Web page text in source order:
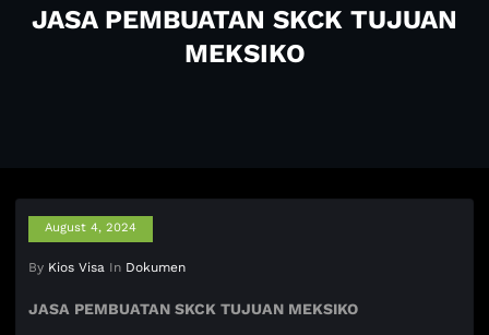
JASA PEMBUATAN SKCK TUJUAN
MEKSIKO
August 4, 2024
By Kios Visa In Dokumen
JASA PEMBUATAN SKCK TUJUAN MEKSIKO